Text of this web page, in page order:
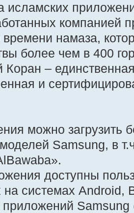
исламских
компанией
времени намаза,
более чем в 400
Коран –
и
можно загрузить
Samsung, в
доступны
системах Android,
Samsung